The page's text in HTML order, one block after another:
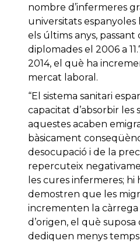
nombre d’infermeres
universitats
els últims anys, passant
diplomades el 2006 a
2014, el què ha
mercat laboral.
“El sistema sanitari
capacitat d’absorbir les
aquestes acaben
bàsicament
desocupació i de la
repercuteix
les cures infermeres; hi
demostren que les
incrementen la càrrega
d’origen, el què
dediquen menys temps